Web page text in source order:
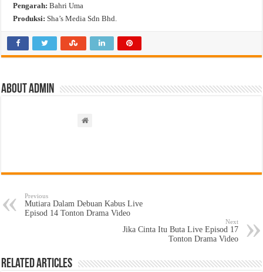
Pengarah: Bahri Uma
Produksi: Sha’s Media Sdn Bhd.
About admin
Previous
Mutiara Dalam Debuan Kabus Live
Episod 14 Tonton Drama Video
Next
Jika Cinta Itu Buta Live Episod 17
Tonton Drama Video
Related Articles